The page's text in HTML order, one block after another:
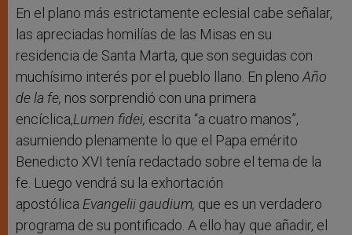
En el plano más estrictamente eclesial cabe señalar,
las apreciadas homilías de las Misas en su
residencia de Santa Marta, que son seguidas con
muchísimo interés por el pueblo llano. En plenoAño
de la fe, nos sorprendió con una primera
encíclica,Lumen fidei, escrita “a cuatro manos”,
asumiendo plenamente lo que el Papa emérito
Benedicto XVI tenía redactado sobre el tema de la
fe. Luego vendrá su la exhortación
apostólica Evangelii gaudium, que es un verdadero
programa de su pontificado. A ello hay que añadir, el